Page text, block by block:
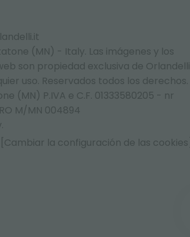
(MN) - Italy. Las imágenes y los
son propiedad exclusiva de Orlandelli
uso. Reservados todos los derechos.
(MN) P.IVA e C.F. 01333580205 - nr
M/MN 004894
[Cambiar la configuración de las cookies]